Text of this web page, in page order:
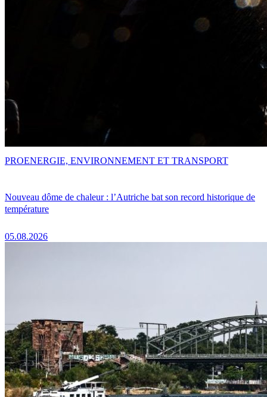
Nouveau dôme de chaleur : l’Autriche bat son record historique de
température
05.08.2026
PROENERGIE, ENVIRONNEMENT ET TRANSPORT